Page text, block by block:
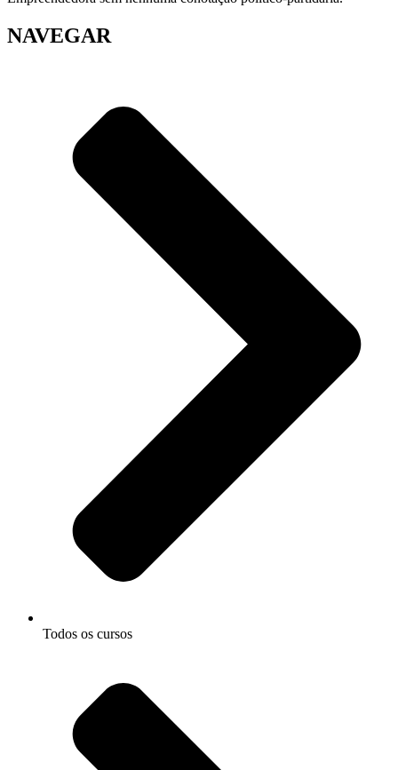
NAVEGAR
Todos os cursos